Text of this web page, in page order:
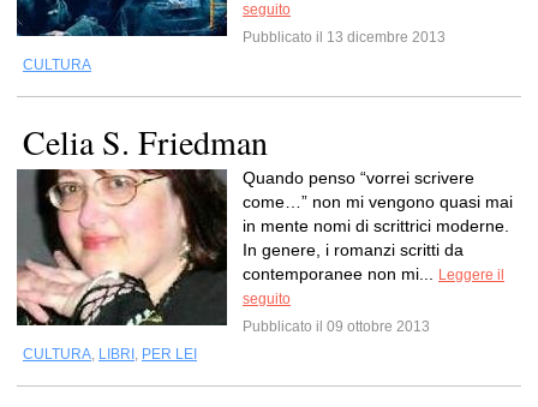
seguito
Pubblicato il 13 dicembre 2013
CULTURA
Celia S. Friedman
Quando penso “vorrei scrivere
come…” non mi vengono quasi mai
in mente nomi di scrittrici moderne.
In genere, i romanzi scritti da
contemporanee non mi...
Leggere il
seguito
Pubblicato il 09 ottobre 2013
CULTURA, LIBRI , PER LEI